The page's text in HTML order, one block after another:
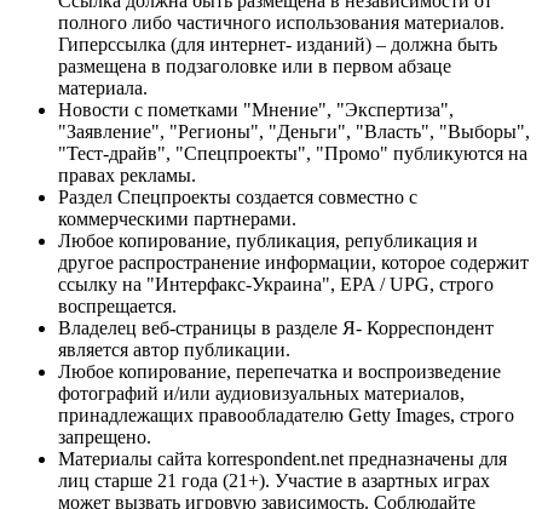
полного либо частичного использования материалов.
Гиперссылка (для интернет- изданий) – должна быть
размещена в подзаголовке или в первом абзаце
материала.
Новости с пометками "Мнение", "Экспертиза",
"Заявление", "Регионы", "Деньги", "Власть", "Выборы",
"Тест-драйв", "Спецпроекты", "Промо" публикуются на
правах рекламы.
Раздел Спецпроекты создается совместно с
коммерческими партнерами.
Любое копирование, публикация, републикация и
другое распространение информации, которое содержит
ссылку на "Интерфакс-Украина", EPA / UPG, строго
воспрещается.
Владелец веб-страницы в разделе Я- Корреспондент
является автор публикации.
Любое копирование, перепечатка и воспроизведение
фотографий и/или аудиовизуальных материалов,
принадлежащих правообладателю Getty Images, строго
запрещено.
Материалы сайта korrespondent.net предназначены для
лиц старше 21 года (21+). Участие в азартных играх
может вызвать игровую зависимость. Соблюдайте